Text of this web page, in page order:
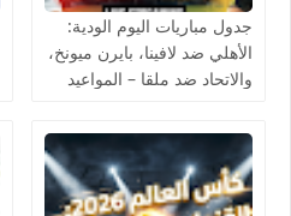
جدول مباريات اليوم الودية:
الأهلي ضد لافينا، بايرن ميونخ،
والاتحاد ضد ملقا – المواعيد